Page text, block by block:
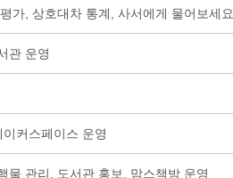
가, 상호대차 통계, 사서에게 물어보세요
관 운영
커스페이스 운영
물 관리, 도서관 홍보, 맘스책방 운영